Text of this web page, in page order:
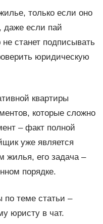
только если оно
даже если пай
станет подписывать
юридическую
квартиры
которые сложно
– факт полной
уже является
жилья, его задача –
порядке.
по теме статьи –
юристу в чат.